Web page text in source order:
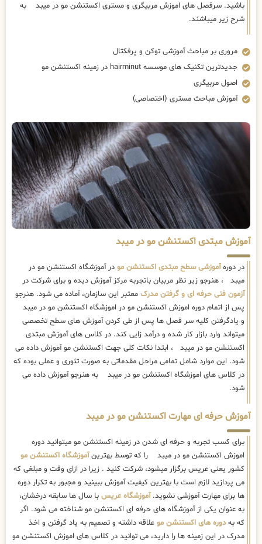
باشید. سرفصل های اموزش مربیگری و مستری اکستنشن مو در میبد به
شرح زیر میباشند.
مروری بر مباحث آموزشی توکن و پرفکتال
جدیدترین تکنیک های موسسه hairminut در زمینه اکستنشن مو
اصول مربیگری
آموزش مباحث مستری (اختصاصی)
آموزش مبتدی اکستنشن مو در میبد
در دورهآموزشی سطح مبتدی اکستنشن مو در آموزشگاه اکستنشن مو در
میبد ، هنرجو زیر نظر مربیان باتجربه مرکز آموزش دیده و برای شرکت در
آزمون فنی حرفه ای و گرفتن مدرک معتبر این سازمان، آماده می شود. هنرجو
پس از اتمام دوره اموزش اکستنشن مو در اموزشگاه اکستنشن مو در میبد
و یادگرفتن کلیه سر فصل ها پس از طی کردن آموزش های سطح تخصصی
میتواند وارد بازار کار شده و درآمد زایی کند. در کلاس های آموزش مبتدی
اکستنشن مو در میبد ، ابتدا نکات کلی جهت اکستنشن مو آموزش داده می
شود. این موارد شامل تمامی مراحل مقدماتی به صورت تئوری و عملی بوده که
در کلاس های اموزشگاه اکستنشن مو در میبد به هنرجو آموزش داده می
شود.
آموزش حرفه ای مهارت اکستنشن مو در میبد
برای کسب تجربه و حرفه ای شدن در زمینه اکستنشن مو میتوانید دوره
اموزش اکستنشن مو در میبد را که توسط بهترینآموزشگاه اکستنشن مو
کشور یعنی عریس برگزار میشود، شرکت کنید . زیرا در ازای وقت و مبلغی که
می پردازید لازم است با بهترین کیفیت آموزش ببینید و مجبور به تکرار دوره
ها برای مهارت آموزشی نشوید.آموزشگاه عریس با سال ها سابقه درخشان،
به عنوان یکی از آموزشگاه های حرفه ای اکستنشن مو شناخته می شود. اگر
که بهدوره های اکستنشن مو علاقه داشته و تصمیم به یاد گرفتن و اخذ
مدرک در این زمینه ها را دارید، می توانید در کلاس های اموزش اکستنشن مو